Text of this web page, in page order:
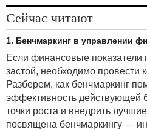
Сейчас читают
1. Бенчмаркинг в управлении
Если финансовые показатели
застой, необходимо провести
Разберем, как бенчмаркинг
эффективность действующей
точки роста и внедрить
посвящена бенчмаркингу —